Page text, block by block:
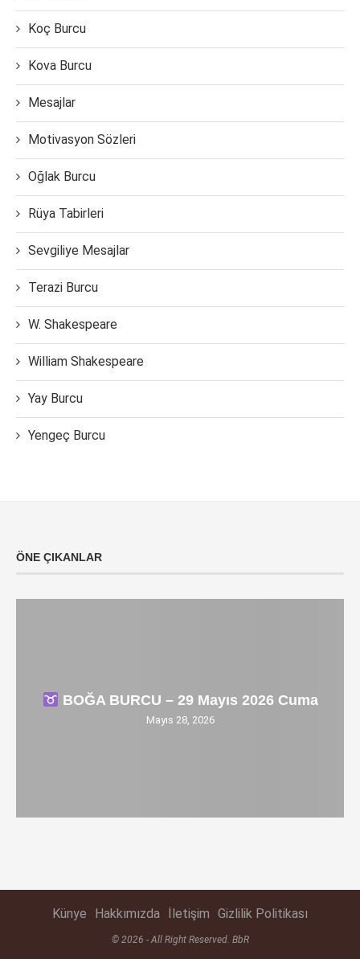
Koç Burcu
Kova Burcu
Mesajlar
Motivasyon Sözleri
Oğlak Burcu
Rüya Tabirleri
Sevgiliye Mesajlar
Terazi Burcu
W. Shakespeare
William Shakespeare
Yay Burcu
Yengeç Burcu
ÖNE ÇIKANLAR
BOĞA BURCU – 29 Mayıs 2026 Cuma
Mayıs 28, 2026
Künye Hakkımızda İletişim Gizlilik Politikası
© 2026 - All Right Reserved. BbR